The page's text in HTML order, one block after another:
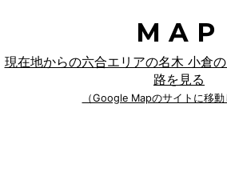
MAP
現在地からの六合エリアの名木 小倉
路を見る
（Google Mapのサイトに移動